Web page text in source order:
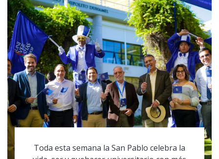
Toda esta semana la San Pablo celebra la